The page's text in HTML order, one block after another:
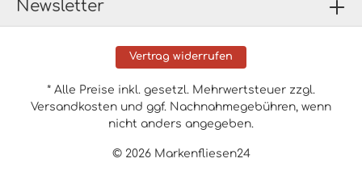
Newsletter
Vertrag widerrufen
© 2026 Markenfliesen24
* Alle Preise inkl. gesetzl. Mehrwertsteuer zzgl.
Versandkosten und ggf. Nachnahmegebühren, wenn
nicht anders angegeben.